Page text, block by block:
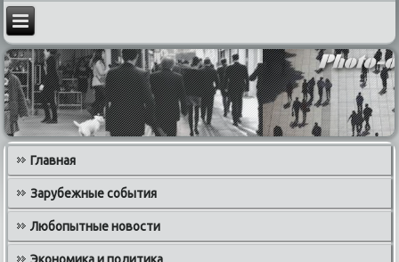
Главная
Зарубежные события
Любопытные новости